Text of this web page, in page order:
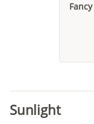
Sunlight